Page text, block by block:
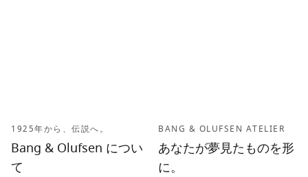
1925年から、伝説へ。
Bang & Olufsen につい
て
BANG & OLUFSEN ATELIER
あなたが夢見たものを形
に。